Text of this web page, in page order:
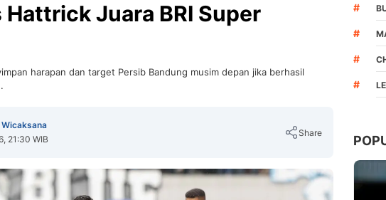
Juara BRI Super
harapan dan target Persib Bandung musim depan jika berhasil
21:30 WIB
Share
#
#
#
#